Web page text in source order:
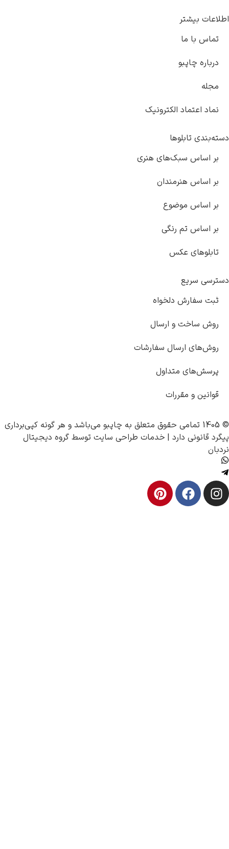
ما
چاپبو
الکترونیک
تابلوها
سبک‌های هنری
هنرمندان
موضوع
تم رنگی
عکس
دلخواه
و ارسال
ارسال سفارشات
متداول
و مقررات
چاپبو می‌باشد و هر گونه کپی‌برداری
دارد |خدمات طراحی سایتتوسطگروه دیجیتال